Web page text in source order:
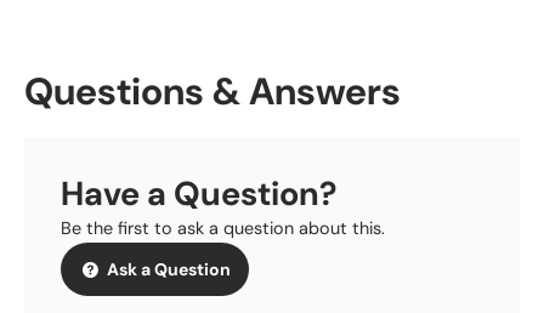
Questions & Answers
Have a Question?
Be the first to ask a question about this.
Ask a Question